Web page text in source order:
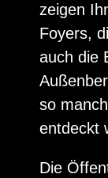
zeigen
Foyers,
auch die
so
entdeckt
Die